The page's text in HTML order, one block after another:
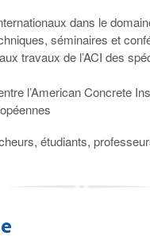
dans le
séminaires et
travaux de l’ACI des
l’American Concrete
étudiants,